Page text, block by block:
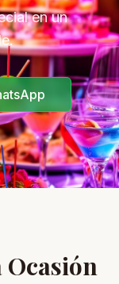
en un